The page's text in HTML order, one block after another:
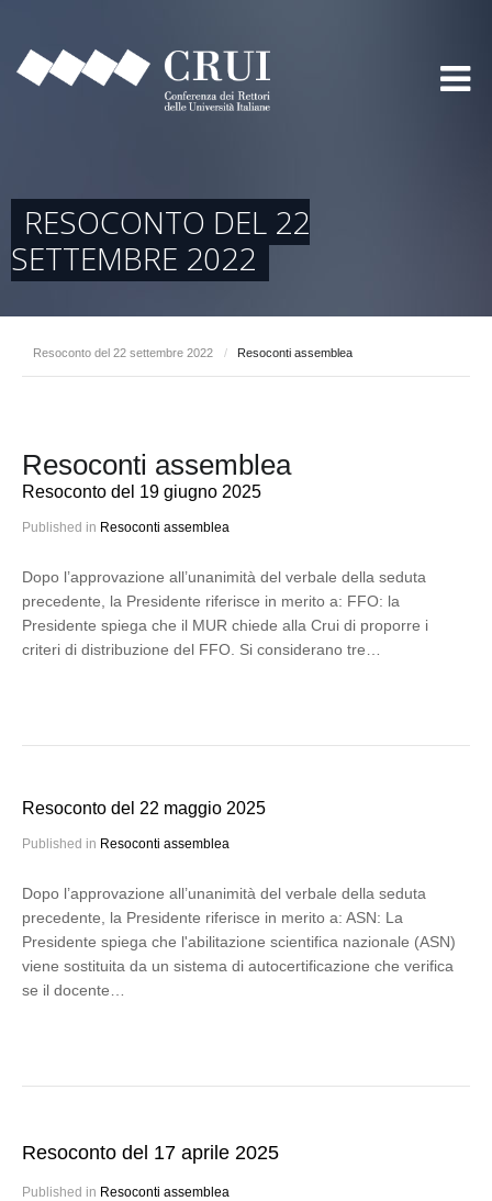
RESOCONTO DEL 22
SETTEMBRE 2022
Resoconto del 22 settembre 2022 / Resoconti assemblea
Resoconti assemblea
Resoconto del 19 giugno 2025
Published in Resoconti assemblea
Dopo l’approvazione all’unanimità del verbale della seduta
precedente, la Presidente riferisce in merito a: FFO: la
Presidente spiega che il MUR chiede alla Crui di proporre i
criteri di distribuzione del FFO. Si considerano tre…
Resoconto del 22 maggio 2025
Published in Resoconti assemblea
Dopo l’approvazione all’unanimità del verbale della seduta
precedente, la Presidente riferisce in merito a: ASN: La
Presidente spiega che l'abilitazione scientifica nazionale (ASN)
viene sostituita da un sistema di autocertificazione che verifica
se il docente…
Resoconto del 17 aprile 2025
Published in Resoconti assemblea